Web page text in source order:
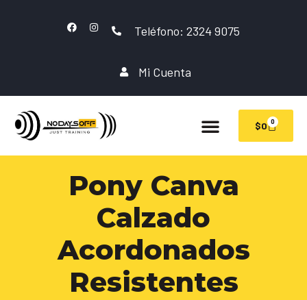
Teléfono: 2324 9075
Mi Cuenta
$0 0
Pony Canva
Calzado
Acordonados
Resistentes